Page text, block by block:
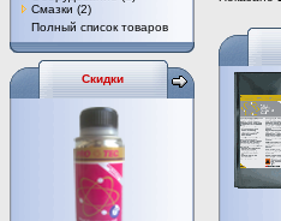
Смазки (2)
Полный список товаров
Скидки